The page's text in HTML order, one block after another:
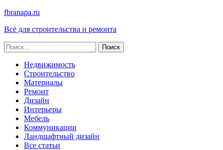
fbranapa.ru
Всё для строительства и ремонта
Найти:
Недвижимость
Строительство
Материалы
Ремонт
Дизайн
Интерьеры
Мебель
Коммуникации
Ландшафтный дизайн
Все статьи